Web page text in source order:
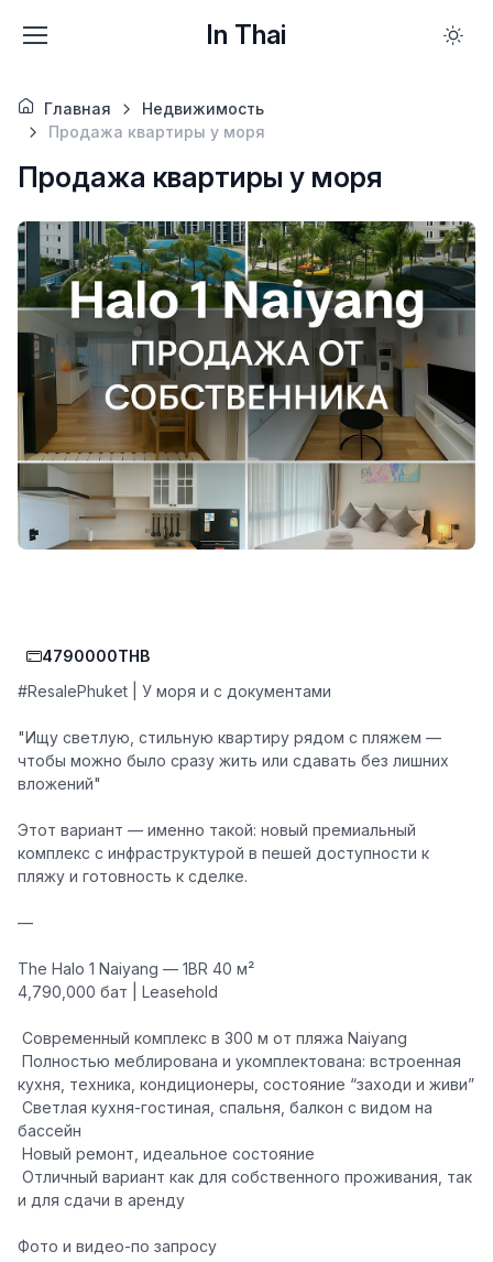
In Thai
Главная
Недвижимость
Продажа квартиры у моря
Продажа квартиры у моря
4790000THB
#ResalePhuket | У моря и с документами
"Ищу светлую, стильную квартиру рядом с пляжем —
чтобы можно было сразу жить или сдавать без лишних
вложений"
Этот вариант — именно такой: новый премиальный
комплекс с инфраструктурой в пешей доступности к
пляжу и готовность к сделке.
—
The Halo 1 Naiyang — 1BR 40 м²
4,790,000 бат | Leasehold
️ Современный комплекс в 300 м от пляжа Naiyang
️ Полностью меблирована и укомплектована: встроенная
кухня, техника, кондиционеры, состояние “заходи и живи”
️ Светлая кухня-гостиная, спальня, балкон с видом на
бассейн
️ Новый ремонт, идеальное состояние
️ Отличный вариант как для собственного проживания, так
и для сдачи в аренду
Фото и видео-по запросу